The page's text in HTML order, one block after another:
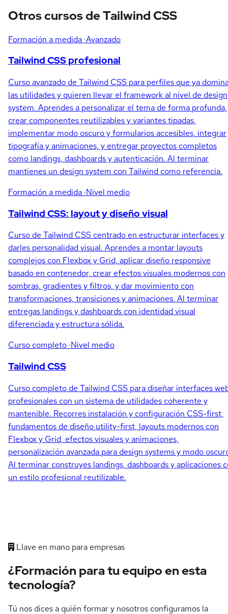
Otros cursos de Tailwind CSS
Formación a medida ·Avanzado
Tailwind CSS profesional
Curso avanzado de Tailwind CSS para perfiles que ya
las utilidades y quieren llevar el framework al nivel de design
system. Aprendes a personalizar el tema de forma profunda,
crear componentes reutilizables y variantes tipadas,
implementar modo oscuro y formularios accesibles, integrar
tipografía y animaciones, y entregar proyectos completos
como landings, dashboards y autenticación. Al terminar
mantienes un design system con Tailwind como referencia.
Formación a medida ·Nivel medio
Tailwind CSS: layout y diseño visual
Curso de Tailwind CSS centrado en estructurar interfaces y
darles personalidad visual. Aprendes a montar layouts
complejos con Flexbox y Grid, aplicar diseño responsive
basado en contenedor, crear efectos visuales modernos con
sombras, gradientes y filtros, y dar movimiento con
transformaciones, transiciones y animaciones. Al terminar
entregas landings y dashboards con identidad visual
diferenciada y estructura sólida.
Curso completo ·Nivel medio
Tailwind CSS
Curso completo de Tailwind CSS para diseñar interfaces
profesionales con un sistema de utilidades coherente y
mantenible. Recorres instalación y configuración CSS-first,
fundamentos de diseño utility-first, layouts modernos con
Flexbox y Grid, efectos visuales y animaciones,
personalización avanzada para design systems y modo
Al terminar construyes landings, dashboards y aplicaciones
un estilo profesional reutilizable.
Llave en mano para empresas
¿Formación para tu equipo en esta
tecnología?
Tú nos dices a quién formar y nosotros configuramos la